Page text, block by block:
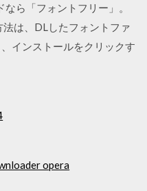
ら「フォントフリー」。
は、DLしたフォントファ
インストールをクリックす
opera